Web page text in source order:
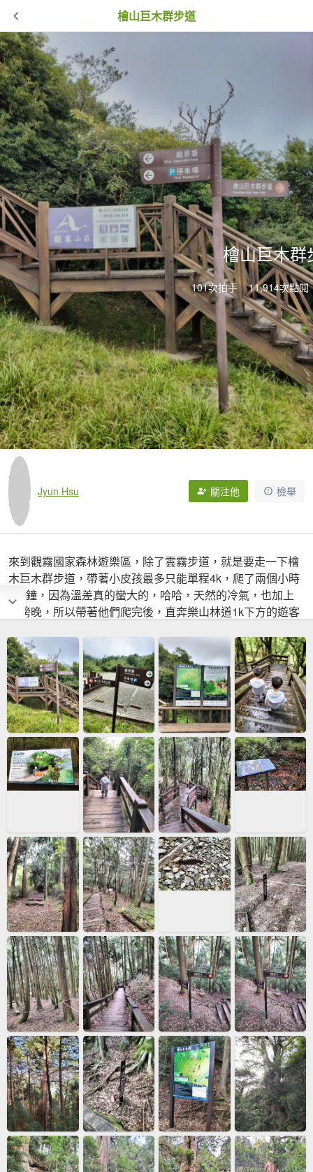
檜山巨木群步道
檜山巨木群
101次拍手 11,914次點閱
Jyun Hsu 關注他 檢舉
來到觀霧國家森林遊樂區，除了雲霧步道，就是要走一下檜
木巨木群步道，帶著小皮孩最多只能單程4k，爬了兩個小時
7分鐘，因為溫差真的蠻大的，哈哈，天然的冷氣，也加上
近傍晚，所以帶著他們爬完後，直奔樂山林道1k下方的遊客
孩子能暫時休憩且溫暖一點，還好遇到一位好心的員工，詢
問過人員後，可以暫時讓我們待在護理站躲避冷風襲擊，雖
然他也怕會得來一頓挨罵，但還是讓我們先進去待一會兒，
感謝遊客中心的員工們，可以讓我們多待一會兒，等孩子的
爸快速折返爬完4k（共來回8k)取車，真的讓人倍感溫暖，觀
霧真的是個不錯的地方！